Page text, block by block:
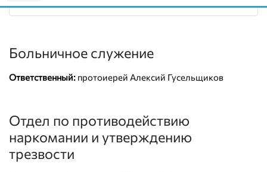
Больничное служение
Ответственный: протоиерей Алексий Гусельщиков
Отдел по противодействию
наркомании и утверждению
трезвости